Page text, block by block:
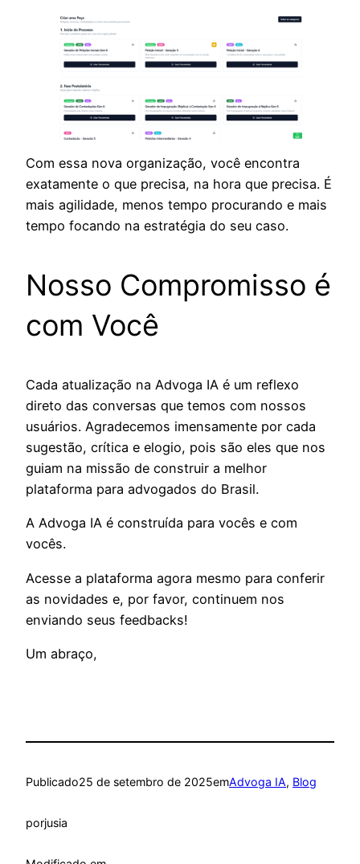
Com essa nova organização, você encontra
exatamente o que precisa, na hora que precisa. É
mais agilidade, menos tempo procurando e mais
tempo focando na estratégia do seu caso.
Nosso Compromisso é
com Você
Cada atualização na Advoga IA é um reflexo
direto das conversas que temos com nossos
usuários. Agradecemos imensamente por cada
sugestão, crítica e elogio, pois são eles que nos
guiam na missão de construir a melhor
plataforma para advogados do Brasil.
A Advoga IA é construída para vocês e com
vocês.
Acesse a plataforma agora mesmo para conferir
as novidades e, por favor, continuem nos
enviando seus feedbacks!
Um abraço,
Publicado25 de setembro de 2025emAdvoga IA, Blog
porjusia